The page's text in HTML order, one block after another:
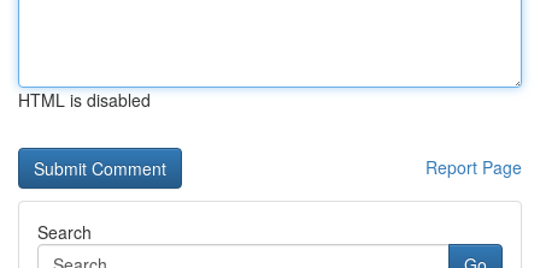
HTML is disabled
Report Page
Search